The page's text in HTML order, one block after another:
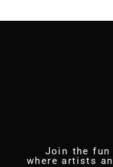
Join the fun
where artists